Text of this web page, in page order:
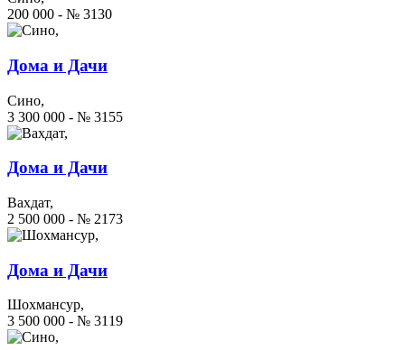
200 000 - № 3130
Дома и Дачи
Сино,
3 300 000 - № 3155
Дома и Дачи
Вахдат,
2 500 000 - № 2173
Дома и Дачи
Шохмансур,
3 500 000 - № 3119